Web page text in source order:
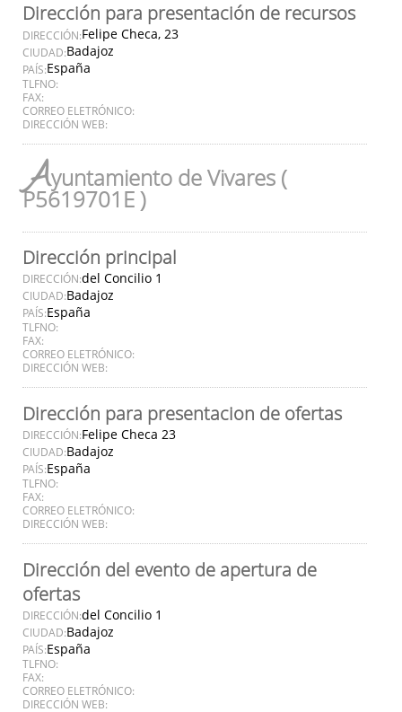
Dirección para presentación de recursos
DIRECCIÓN:Felipe Checa, 23
CIUDAD:Badajoz
PAÍS:España
TLFNO:
FAX:
CORREO ELETRÓNICO:
DIRECCIÓN WEB:
Ayuntamiento de Vivares (
P5619701E )
Dirección principal
DIRECCIÓN:del Concilio 1
CIUDAD:Badajoz
PAÍS:España
TLFNO:
FAX:
CORREO ELETRÓNICO:
DIRECCIÓN WEB:
Dirección para presentacion de ofertas
DIRECCIÓN:Felipe Checa 23
CIUDAD:Badajoz
PAÍS:España
TLFNO:
FAX:
CORREO ELETRÓNICO:
DIRECCIÓN WEB:
Dirección del evento de apertura de
ofertas
DIRECCIÓN:del Concilio 1
CIUDAD:Badajoz
PAÍS:España
TLFNO:
FAX:
CORREO ELETRÓNICO:
DIRECCIÓN WEB: